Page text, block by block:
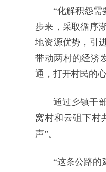
“化解积怨需
步来，采取循序
地资源优势，引
带动两村的经济
通，打开村民的
通过乡镇干
窝村和云砠下村
声”。
“这条公路的